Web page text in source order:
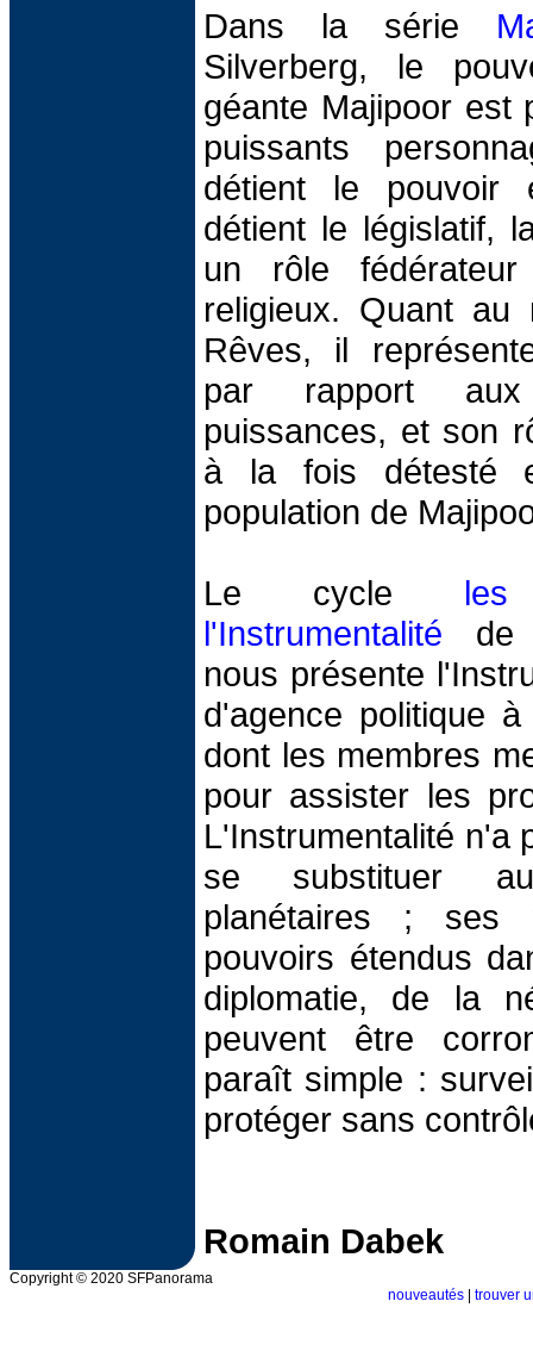
Dans la série
Silverberg, le
géante Majipoor est
puissants
détient le pouvoir
détient le législatif,
un rôle
religieux. Quant au
Rêves, il
par rapport
puissances, et son
à la fois détesté
population de
Le cycle
l'Instrumentalité de
nous présente
d'agence politique
dont les membres
pour assister les
L'Instrumentalité n'a
se substituer
planétaires ; ses
pouvoirs étendus
diplomatie, de la
peuvent être
paraît simple :
protéger sans
Romain Dabek
Copyright © 2020 SFPanorama
nouveautés
trouver